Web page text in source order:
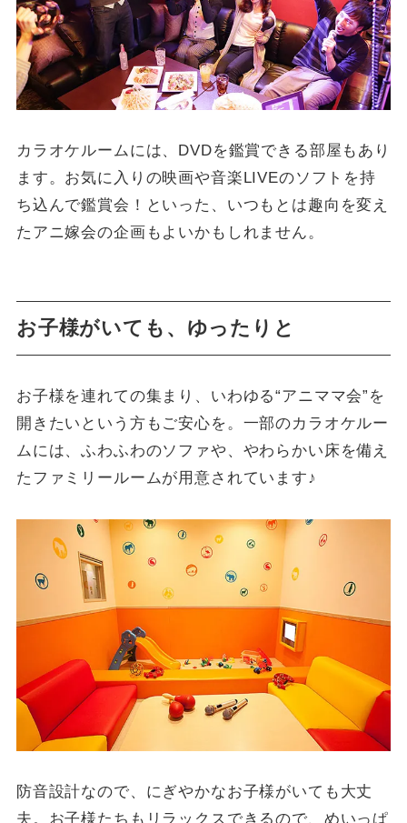
カラオケルームには、DVDを鑑賞できる部屋もあり
ます。お気に入りの映画や音楽LIVEのソフトを持
ち込んで鑑賞会！といった、いつもとは趣向を変え
たアニ嫁会の企画もよいかもしれません。
お子様がいても、ゆったりと
お子様を連れての集まり、いわゆる“アニママ会”を
開きたいという方もご安心を。一部のカラオケルー
ムには、ふわふわのソファや、やわらかい床を備え
たファミリールームが用意されています♪
防音設計なので、にぎやかなお子様がいても大丈
夫。お子様たちもリラックスできるので、めいっぱ